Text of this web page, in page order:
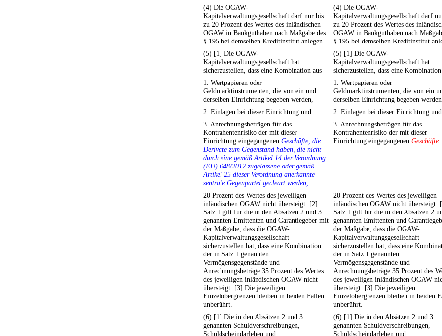
(4) Die OGAW-
Kapitalverwaltungsgesellschaft darf nur bis
zu 20 Prozent des Wertes des inländischen
OGAW in Bankguthaben nach Maßgabe des
§ 195 bei demselben Kreditinstitut anlegen.
(4) Die OGAW-
Kapitalverwaltungsgesellschaft darf
zu 20 Prozent des Wertes des
OGAW in Bankguthaben nach
§ 195 bei demselben Kreditinstitut
(5) [1] Die OGAW-
Kapitalverwaltungsgesellschaft hat
sicherzustellen, dass eine Kombination aus
(5) [1] Die OGAW-
Kapitalverwaltungsgesellschaft hat
sicherzustellen, dass eine Kombination
1. Wertpapieren oder
Geldmarktinstrumenten, die von ein und
derselben Einrichtung begeben werden,
1. Wertpapieren oder
Geldmarktinstrumenten, die von ein
derselben Einrichtung begeben
2. Einlagen bei dieser Einrichtung und
2. Einlagen bei dieser Einrichtung und
3. Anrechnungsbeträgen für das
Kontrahentenrisiko der mit dieser
Einrichtung eingegangenen Geschäfte, die
Derivate zum Gegenstand haben, die nicht
durch eine gemäß Artikel 14 der Verordnung
(EU) 648/2012 zugelassene oder gemäß
Artikel 25 dieser Verordnung anerkannte
zentrale Gegenpartei gecleart werden,
3. Anrechnungsbeträgen für das
Kontrahentenrisiko der mit dieser
Einrichtung eingegangenen Geschäfte
20 Prozent des Wertes des jeweiligen
inländischen OGAW nicht übersteigt. [2]
Satz 1 gilt für die in den Absätzen 2 und 3
genannten Emittenten und Garantiegeber mit
der Maßgabe, dass die OGAW-
Kapitalverwaltungsgesellschaft
sicherzustellen hat, dass eine Kombination
der in Satz 1 genannten
Vermögensgegenstände und
Anrechnungsbeträge 35 Prozent des Wertes
des jeweiligen inländischen OGAW nicht
übersteigt. [3] Die jeweiligen
Einzelobergrenzen bleiben in beiden Fällen
unberührt.
20 Prozent des Wertes des jeweiligen
inländischen OGAW nicht übersteigt.
Satz 1 gilt für die in den Absätzen 2
genannten Emittenten und
der Maßgabe, dass die OGAW-
Kapitalverwaltungsgesellschaft
sicherzustellen hat, dass eine
der in Satz 1 genannten
Vermögensgegenstände und
Anrechnungsbeträge 35 Prozent des
des jeweiligen inländischen OGAW
übersteigt. [3] Die jeweiligen
Einzelobergrenzen bleiben in beiden
unberührt.
(6) [1] Die in den Absätzen 2 und 3
genannten Schuldverschreibungen,
Schuldscheindarlehen und
(6) [1] Die in den Absätzen 2 und 3
genannten Schuldverschreibungen,
Schuldscheindarlehen und